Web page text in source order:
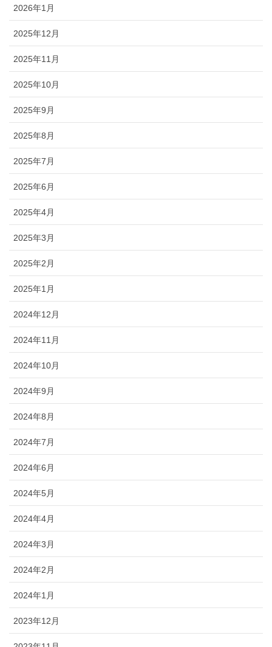
2026年1月
2025年12月
2025年11月
2025年10月
2025年9月
2025年8月
2025年7月
2025年6月
2025年4月
2025年3月
2025年2月
2025年1月
2024年12月
2024年11月
2024年10月
2024年9月
2024年8月
2024年7月
2024年6月
2024年5月
2024年4月
2024年3月
2024年2月
2024年1月
2023年12月